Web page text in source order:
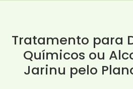
Tratamento para
Químicos ou
Jarinu pelo